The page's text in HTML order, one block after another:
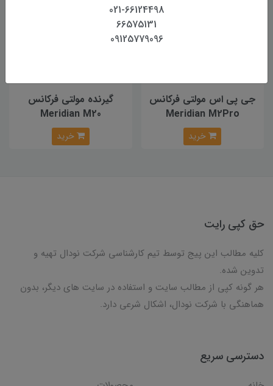
جی پی اس مولتی فرکانس
Meridian M2Pro
خرید
گیرنده مولتی فرکانس
Meridian M20
خرید
حق کپی رایت
کلیه مطالب این پیج توسط تیم کارشناسی شرکت نودال تهیه و
تدوین شده.
هر گونه کپی از مطالب سایت و استفاده در سایت های دیگر، بدون
هماهنگی با شرکت نودال، اشکال شرعی دارد.
دسترسی سریع
021-66124498
66575131
09125779096